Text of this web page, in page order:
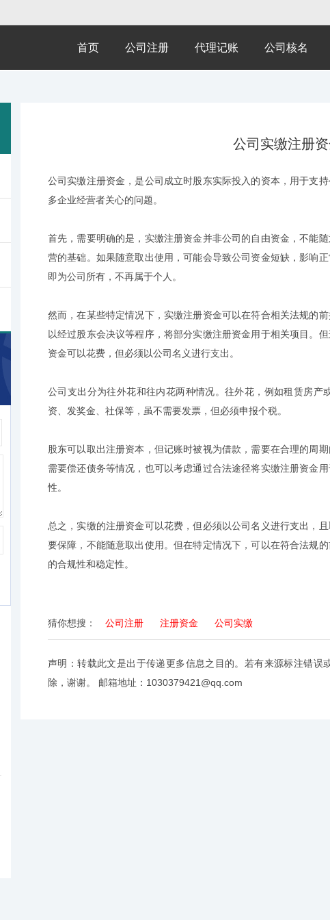
首页 公司注册 代理记账 公司核名
公司实缴注册
公司实缴注册资金，是公司成立时股东实际投入的资本，用于支
多企业经营者关心的问题。
首先，需要明确的是，实缴注册资金并非公司的自由资金，不能
营的基础。如果随意取出使用，可能会导致公司资金短缺，影响
即为公司所有，不再属于个人。
然而，在某些特定情况下，实缴注册资金可以在符合相关法规的
以经过股东会决议等程序，将部分实缴注册资金用于相关项目。
资金可以花费，但必须以公司名义进行支出。
公司支出分为往外花和往内花两种情况。往外花，例如租赁房
资、发奖金、社保等，虽不需要发票，但必须申报个税。
股东可以取出注册资本，但记账时被视为借款，需要在合理的周
需要偿还债务等情况，也可以考虑通过合法途径将实缴注册资金
性。
总之，实缴的注册资金可以花费，但必须以公司名义进行支出，
要保障，不能随意取出使用。但在特定情况下，可以在符合法规
的合规性和稳定性。
猜你想搜： 公司注册 注册资金 公司实缴
声明：转载此文是出于传递更多信息之目的。若有来源标注错
除，谢谢。 邮箱地址：1030379421@qq.com